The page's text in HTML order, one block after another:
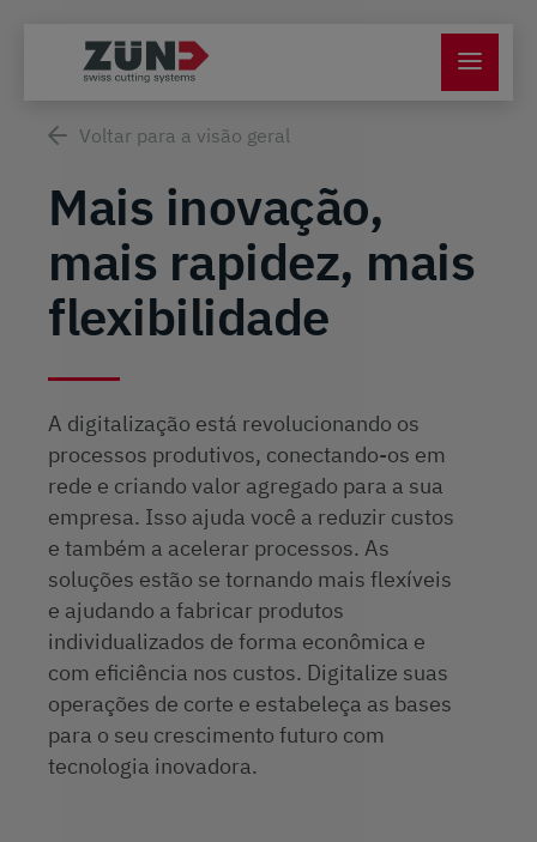
Voltar para a visão geral
Mais inovação,
mais rapidez, mais
flexibilidade
A digitalização está revolucionando os
processos produtivos, conectando-os em
rede e criando valor agregado para a sua
empresa. Isso ajuda você a reduzir custos
e também a acelerar processos. As
soluções estão se tornando mais flexíveis
e ajudando a fabricar produtos
individualizados de forma econômica e
com eficiência nos custos. Digitalize suas
operações de corte e estabeleça as bases
para o seu crescimento futuro com
tecnologia inovadora.